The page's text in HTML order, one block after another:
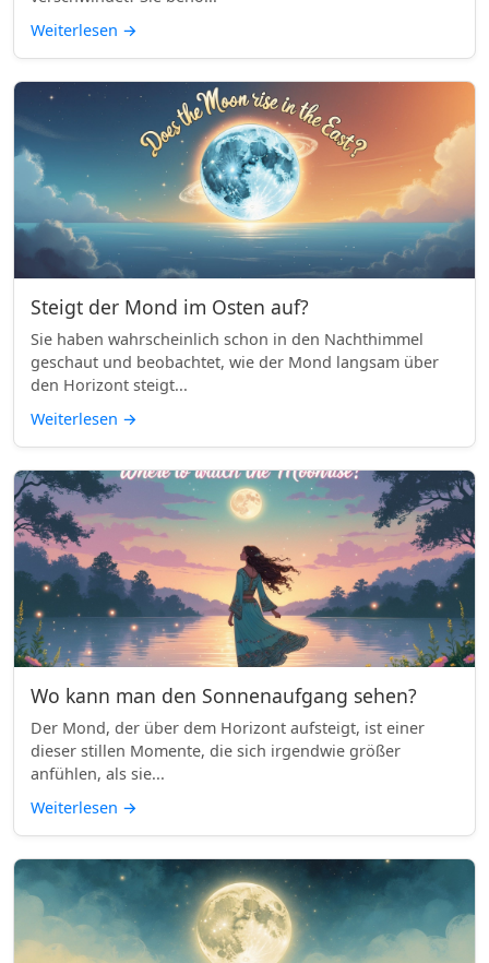
Weiterlesen →
Steigt der Mond im Osten auf?
Sie haben wahrscheinlich schon in den Nachthimmel
geschaut und beobachtet, wie der Mond langsam über
den Horizont steigt...
Weiterlesen →
Wo kann man den Sonnenaufgang sehen?
Der Mond, der über dem Horizont aufsteigt, ist einer
dieser stillen Momente, die sich irgendwie größer
anfühlen, als sie...
Weiterlesen →